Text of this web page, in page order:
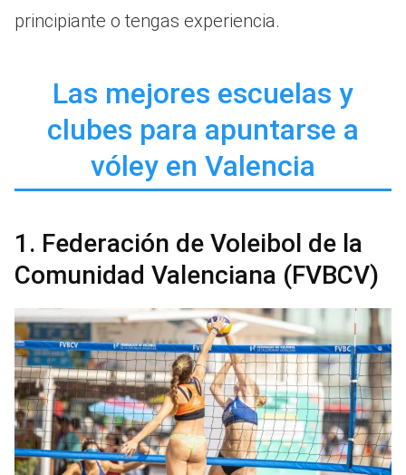
principiante o tengas experiencia.
Las mejores escuelas y
clubes para apuntarse a
vóley en Valencia
1. Federación de Voleibol de la
Comunidad Valenciana (FVBCV)